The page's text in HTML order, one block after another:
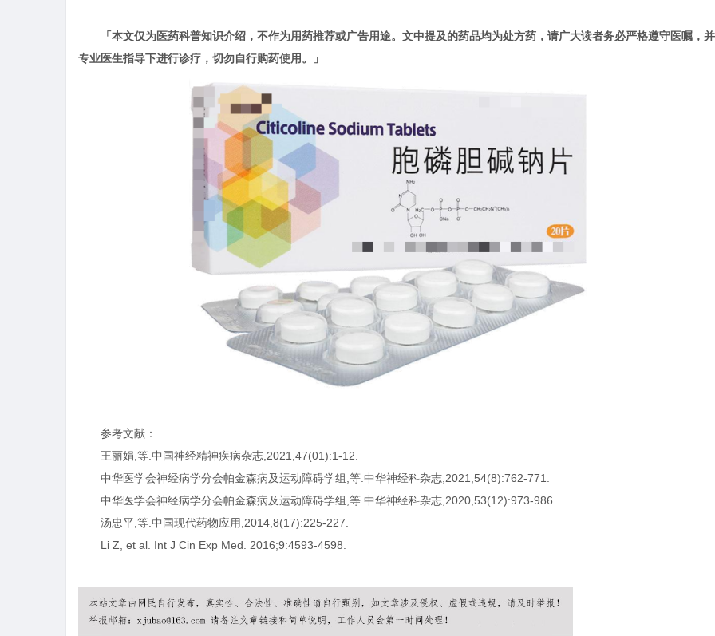
「本文仅为医药科普知识介绍，不作为用药推荐或广告用途。文中提及的药品均为处方药，请广大读者务必严格遵守医嘱，
专业医生指导下进行诊疗，切勿自行购药使用。」
参考文献：
王丽娟,等.中国神经精神疾病杂志,2021,47(01):1-12.
中华医学会神经病学分会帕金森病及运动障碍学组,等.中华神经科杂志,2021,54(8):762-771.
中华医学会神经病学分会帕金森病及运动障碍学组,等.中华神经科杂志,2020,53(12):973-986.
汤忠平,等.中国现代药物应用,2014,8(17):225-227.
Li Z, et al. Int J Cin Exp Med. 2016;9:4593-4598.